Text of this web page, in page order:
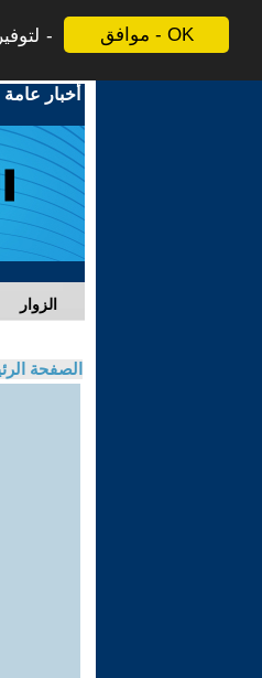
موافق - OK
أخبار عامة
الزوار
الصفحة